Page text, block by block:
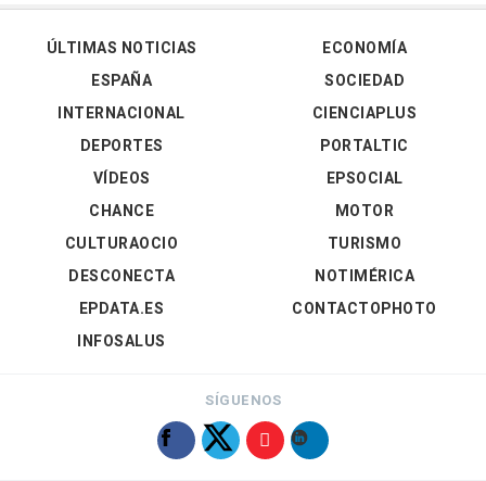
ÚLTIMAS NOTICIAS
ESPAÑA
INTERNACIONAL
DEPORTES
VÍDEOS
ECONOMÍA
SOCIEDAD
CIENCIAPLUS
PORTALTIC
EPSOCIAL
CHANCE
CULTURAOCIO
DESCONECTA
EPDATA.ES
INFOSALUS
MOTOR
TURISMO
NOTIMÉRICA
CONTACTOPHOTO
SÍGUENOS